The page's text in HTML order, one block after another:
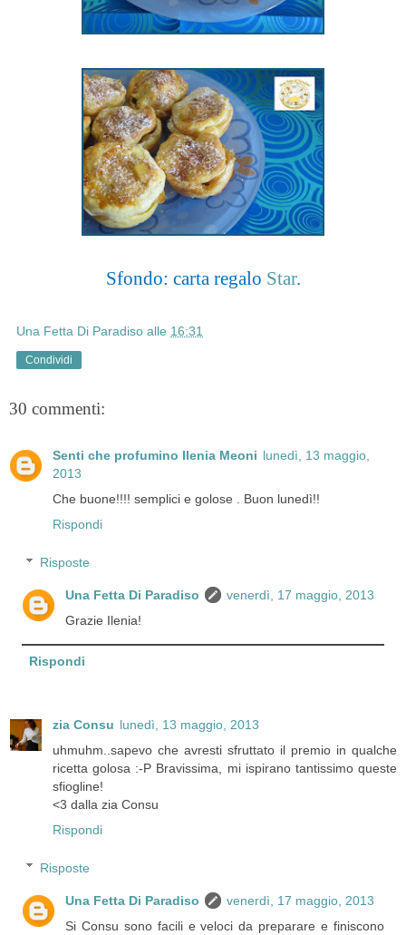
Sfondo: carta regalo Star.
Una Fetta Di Paradiso alle 16:31
Condividi
30 commenti:
Senti che profumino Ilenia Meoni lunedì, 13 maggio,
2013
Che buone!!!! semplici e golose . Buon lunedì!!
Rispondi
Risposte
Una Fetta Di Paradiso
venerdì, 17 maggio, 2013
Grazie Ilenia!
Rispondi
zia Consu lunedì, 13 maggio, 2013
uhmuhm..sapevo che avresti sfruttato il premio in qualche
ricetta golosa :-P Bravissima, mi ispirano tantissimo queste
sfiogline!
<3 dalla zia Consu
Rispondi
Risposte
Una Fetta Di Paradiso
venerdì, 17 maggio, 2013
Si Consu sono facili e veloci da preparare e finiscono